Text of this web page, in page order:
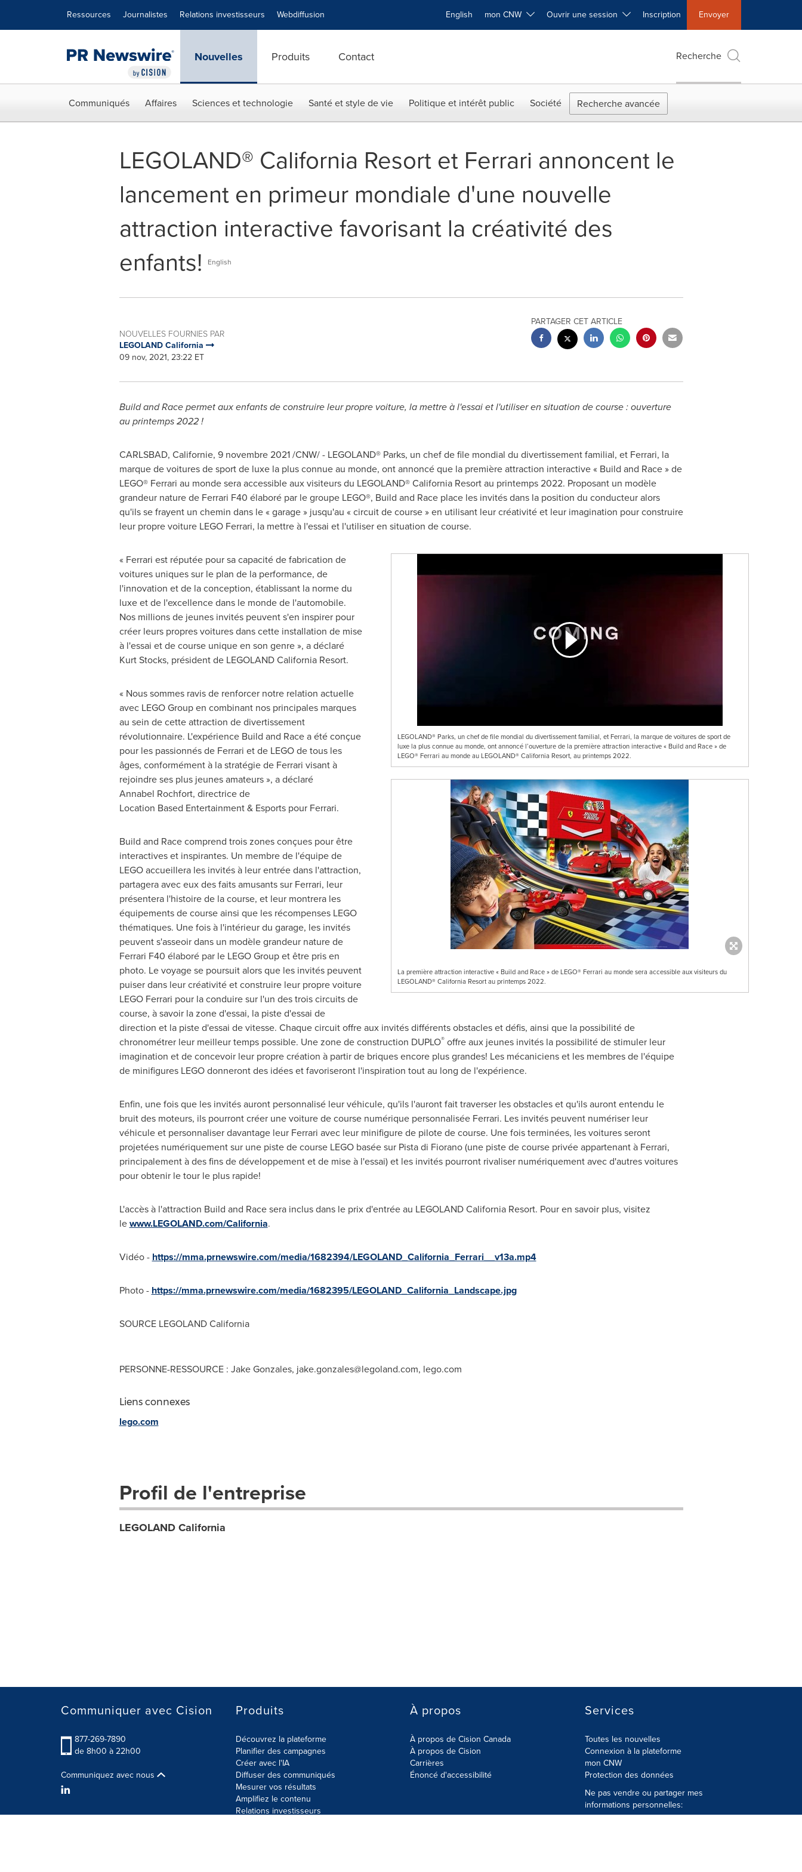
Ressources Journalistes Relations investisseurs Webdiffusion English mon CNW Ouvrir une session Inscription Envoyer
Nouvelles Produits Contact Recherche
Communiqués Affaires Sciences et technologie Santé et style de vie Politique et intérêt public Société Recherche avancée
LEGOLAND® California Resort et Ferrari annoncent le
lancement en primeur mondiale d'une nouvelle
attraction interactive favorisant la créativité des
enfants!
English
NOUVELLES FOURNIES PAR
LEGOLAND California
09 nov, 2021, 23:22 ET
PARTAGER CET ARTICLE
Build and Race permet aux enfants de construire leur propre voiture, la mettre à l'essai et l'utiliser en situation de course : ouverture
au printemps 2022 !
CARLSBAD, Californie, 9 novembre 2021 /CNW/ - LEGOLAND® Parks, un chef de file mondial du divertissement familial, et Ferrari, la
marque de voitures de sport de luxe la plus connue au monde, ont annoncé que la première attraction interactive « Build and Race » de
LEGO® Ferrari au monde sera accessible aux visiteurs du LEGOLAND® California Resort au printemps 2022. Proposant un modèle
grandeur nature de Ferrari F40 élaboré par le groupe LEGO®, Build and Race place les invités dans la position du conducteur alors
qu'ils se frayent un chemin dans le « garage » jusqu'au « circuit de course » en utilisant leur créativité et leur imagination pour construire
leur propre voiture LEGO Ferrari, la mettre à l'essai et l'utiliser en situation de course.
LEGOLAND® Parks, un chef de file mondial du divertissement familial, et Ferrari, la marque de voitures de sport de
luxe la plus connue au monde, ont annoncé l’ouverture de la première attraction interactive « Build and Race » de
LEGO® Ferrari au monde au LEGOLAND® California Resort, au printemps 2022.
La première attraction interactive « Build and Race » de LEGO® Ferrari au monde sera accessible aux visiteurs du
LEGOLAND® California Resort au printemps 2022.
« Ferrari est réputée pour sa capacité de fabrication de
voitures uniques sur le plan de la performance, de
l'innovation et de la conception, établissant la norme du
luxe et de l'excellence dans le monde de l'automobile.
Nos millions de jeunes invités peuvent s'en inspirer pour
créer leurs propres voitures dans cette installation de mise
à l'essai et de course unique en son genre », a déclaré
Kurt Stocks, président de LEGOLAND California Resort.
« Nous sommes ravis de renforcer notre relation actuelle
avec LEGO Group en combinant nos principales marques
au sein de cette attraction de divertissement
révolutionnaire. L'expérience Build and Race a été conçue
pour les passionnés de Ferrari et de LEGO de tous les
âges, conformément à la stratégie de Ferrari visant à
rejoindre ses plus jeunes amateurs », a déclaré
Annabel Rochfort, directrice de
Location Based Entertainment & Esports pour Ferrari.
Build and Race comprend trois zones conçues pour être
interactives et inspirantes. Un membre de l'équipe de
LEGO accueillera les invités à leur entrée dans l'attraction,
partagera avec eux des faits amusants sur Ferrari, leur
présentera l'histoire de la course, et leur montrera les
équipements de course ainsi que les récompenses LEGO
thématiques. Une fois à l'intérieur du garage, les invités
peuvent s'asseoir dans un modèle grandeur nature de
Ferrari F40 élaboré par le LEGO Group et être pris en
photo. Le voyage se poursuit alors que les invités peuvent
puiser dans leur créativité et construire leur propre voiture
LEGO Ferrari pour la conduire sur l'un des trois circuits de
course, à savoir la zone d'essai, la piste d'essai de
direction et la piste d'essai de vitesse. Chaque circuit offre aux invités différents obstacles et défis, ainsi que la possibilité de
chronométrer leur meilleur temps possible. Une zone de construction DUPLO®offre aux jeunes invités la possibilité de stimuler leur
imagination et de concevoir leur propre création à partir de briques encore plus grandes! Les mécaniciens et les membres de l'équipe
de minifigures LEGO donneront des idées et favoriseront l'inspiration tout au long de l'expérience.
Enfin, une fois que les invités auront personnalisé leur véhicule, qu'ils l'auront fait traverser les obstacles et qu'ils auront entendu le
bruit des moteurs, ils pourront créer une voiture de course numérique personnalisée Ferrari. Les invités peuvent numériser leur
véhicule et personnaliser davantage leur Ferrari avec leur minifigure de pilote de course. Une fois terminées, les voitures seront
projetées numériquement sur une piste de course LEGO basée sur Pista di Fiorano (une piste de course privée appartenant à Ferrari,
principalement à des fins de développement et de mise à l'essai) et les invités pourront rivaliser numériquement avec d'autres voitures
pour obtenir le tour le plus rapide!
L'accès à l'attraction Build and Race sera inclus dans le prix d'entrée au LEGOLAND California Resort. Pour en savoir plus, visitez
lewww.LEGOLAND.com/California.
Vidéo - https://mma.prnewswire.com/media/1682394/LEGOLAND_California_Ferrari__v13a.mp4
Photo - https://mma.prnewswire.com/media/1682395/LEGOLAND_California_Landscape.jpg
SOURCE LEGOLAND California
PERSONNE-RESSOURCE : Jake Gonzales, jake.gonzales@legoland.com, lego.com
Liens connexes
lego.com
Profil de l'entreprise
LEGOLAND California
Communiquer avec Cision
877-269-7890
de 8h00 à 22h00
Communiquez avec nous
Produits
Découvrez la plateforme
Planifier des campagnes
Créer avec l'IA
Diffuser des communiqués
Mesurer vos résultats
Amplifiez le contenu
Relations investisseurs
À propos
À propos de Cision Canada
À propos de Cision
Carrières
Énoncé d'accessibilité
Services
Toutes les nouvelles
Connexion à la plateforme
mon CNW
Protection des données
Ne pas vendre ou partager mes
informations personnelles: